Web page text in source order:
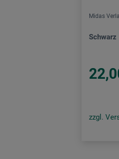
Midas
Schwarz
zzgl.